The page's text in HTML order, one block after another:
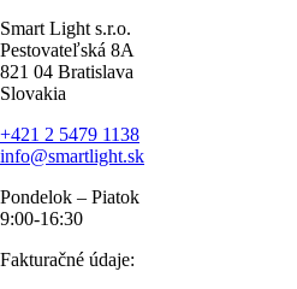
Smart Light s.r.o.
Pestovateľská 8A
821 04 Bratislava
Slovakia
+421 2 5479 1138
info@smartlight.sk
Pondelok – Piatok
9:00-16:30
Fakturačné údaje: